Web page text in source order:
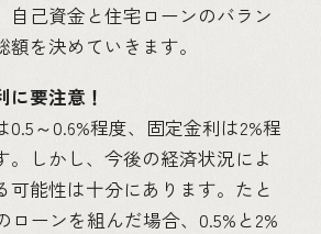
自己資金と住宅ローンのバラン
を決めていきます。
要注意！
～0.6%程度、固定金利は2%程
。しかし、今後の経済状況によ
可能性は十分にあります。たと
ローンを組んだ場合、0.5%と2%